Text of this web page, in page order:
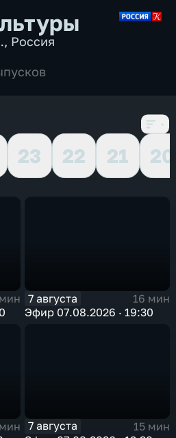
, Россия
23 22 21
20
7 августа
16 мин
Эфир 07.08.2026 · 19:30
7 августа
15 мин